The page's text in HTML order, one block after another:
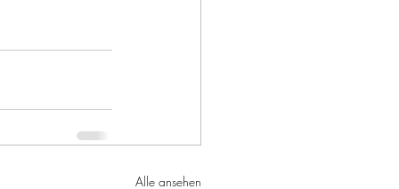
Alle ansehen